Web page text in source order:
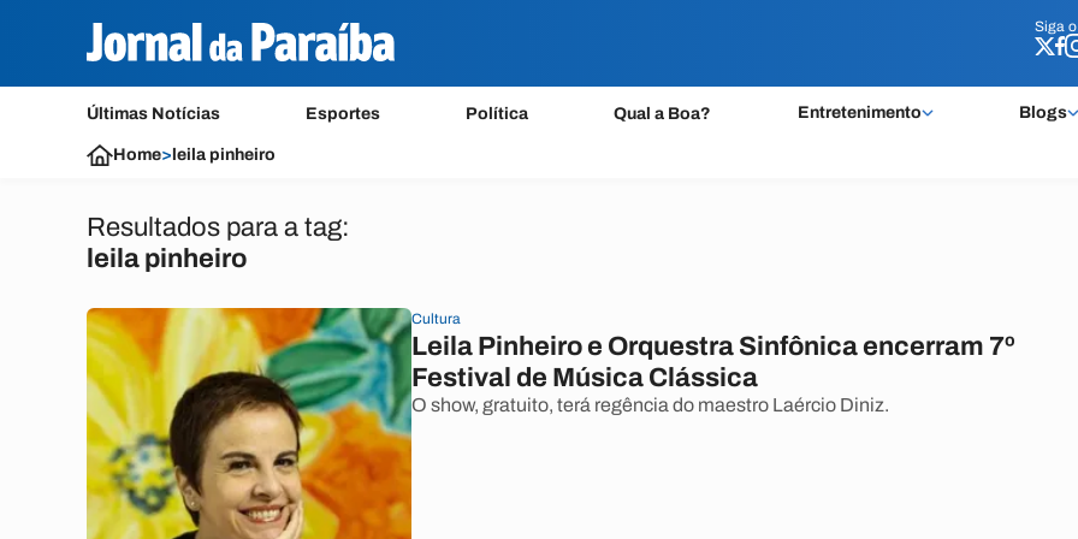
Siga o
Últimas Notícias Esportes Política Qual a Boa? Entretenimento Blogs
Siga o
Home> leila pinheiro
Resultados para a tag:
leila pinheiro
Cultura
Leila Pinheiro e Orquestra Sinfônica encerram 7º
Festival de Música Clássica
O show, gratuito, terá regência do maestro Laércio Diniz.